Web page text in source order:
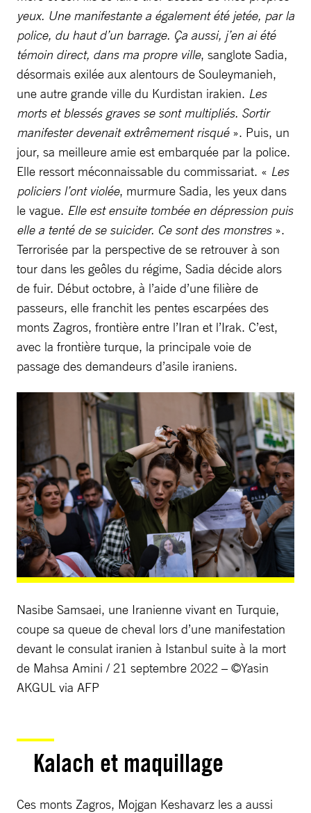
yeux. Une manifestante a également été jetée, par la
police, du haut d’un barrage. Ça aussi, j’en ai été
témoin direct, dans ma propre ville, sanglote Sadia,
désormais exilée aux alentours de Souleymanieh,
une autre grande ville du Kurdistan irakien. Les
morts et blessés graves se sont multipliés. Sortir
manifester devenait extrêmement risqué ». Puis, un
jour, sa meilleure amie est embarquée par la police.
Elle ressort méconnaissable du commissariat. « Les
policiers l’ont violée, murmure Sadia, les yeux dans
le vague. Elle est ensuite tombée en dépression puis
elle a tenté de se suicider. Ce sont des monstres ».
Terrorisée par la perspective de se retrouver à son
tour dans les geôles du régime, Sadia décide alors
de fuir. Début octobre, à l’aide d’une filière de
passeurs, elle franchit les pentes escarpées des
monts Zagros, frontière entre l’Iran et l’Irak. C’est,
avec la frontière turque, la principale voie de
passage des demandeurs d’asile iraniens.
Nasibe Samsaei, une Iranienne vivant en Turquie,
coupe sa queue de cheval lors d’une manifestation
devant le consulat iranien à Istanbul suite à la mort
de Mahsa Amini / 21 septembre 2022 – ©Yasin
AKGUL via AFP
Kalach et maquillage
Ces monts Zagros, Mojgan Keshavarz les a aussi